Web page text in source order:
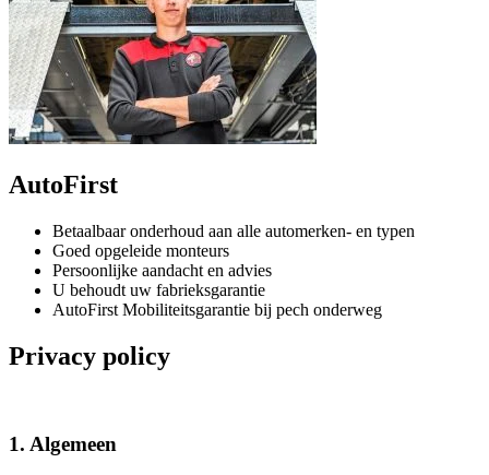
AutoFirst
Betaalbaar onderhoud aan alle automerken- en typen
Goed opgeleide monteurs
Persoonlijke aandacht en advies
U behoudt uw fabrieksgarantie
AutoFirst Mobiliteitsgarantie bij pech onderweg
Privacy policy
1. Algemeen